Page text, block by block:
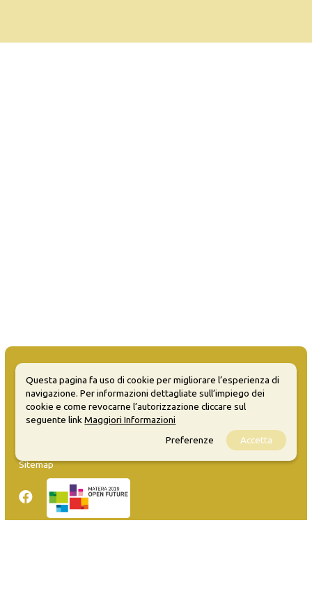
MATERA WELCOME EVENTS
Sitemap
Questa pagina fa uso di cookie per migliorare l’esperienza di
navigazione. Per informazioni dettagliate sull’impiego dei
cookie e come revocarne l’autorizzazione cliccare sul
seguente linkMaggiori Informazioni
Preferenze
Accetta